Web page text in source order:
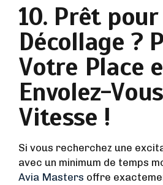
10. Prêt
Décollage ?
Votre Place
Envolez-
Vitesse !
Si vous recherchez une
avec un minimum de temps
Avia Masters offre